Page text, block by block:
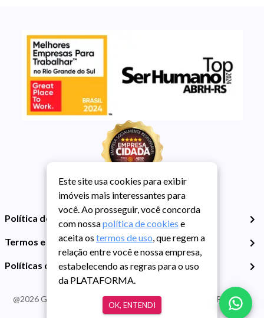
Política de Privacidade
Termos e Condições de Uso
Políticas de Cookies
@2026Guarida Imóvel. Todos os direitos reservados. CRECI RS -
413J | CNPJ Guarida: 89.398.606/0001-30
Este site usa cookies para exibir
imóveis mais interessantes para
você. Ao prosseguir, você concorda
com nossapolítica de cookies e
aceita os termos de uso, que regem a
relação entre você e nossa empresa,
estabelecendo as regras para o uso
da PLATAFORMA.
OK, ENTENDI